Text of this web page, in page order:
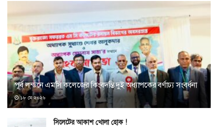
পূর্ব লন্ডনে এমসি কলেজের কিংবদন্তি দুই অধ্যাপকের বর্ণাঢ্য সংবর্ধনা
১৮ মে ২০২৬
সিলেটের আকাশ খোলা হোক !